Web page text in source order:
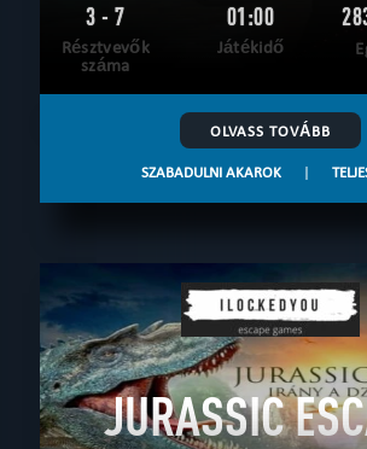
3 - 7
Résztvevők
száma
01:00
Játékidő
OLVASS TOVÁBB
SZABADULNI AKAROK |
JURASSIC